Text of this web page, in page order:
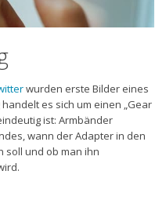
wurden erste Bilder eines
es sich um einen „Gear
ist: Armbänder
wann der Adapter in den
soll und ob man ihn